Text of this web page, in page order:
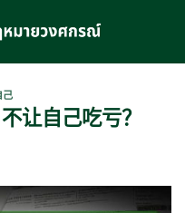
让自己吃亏？